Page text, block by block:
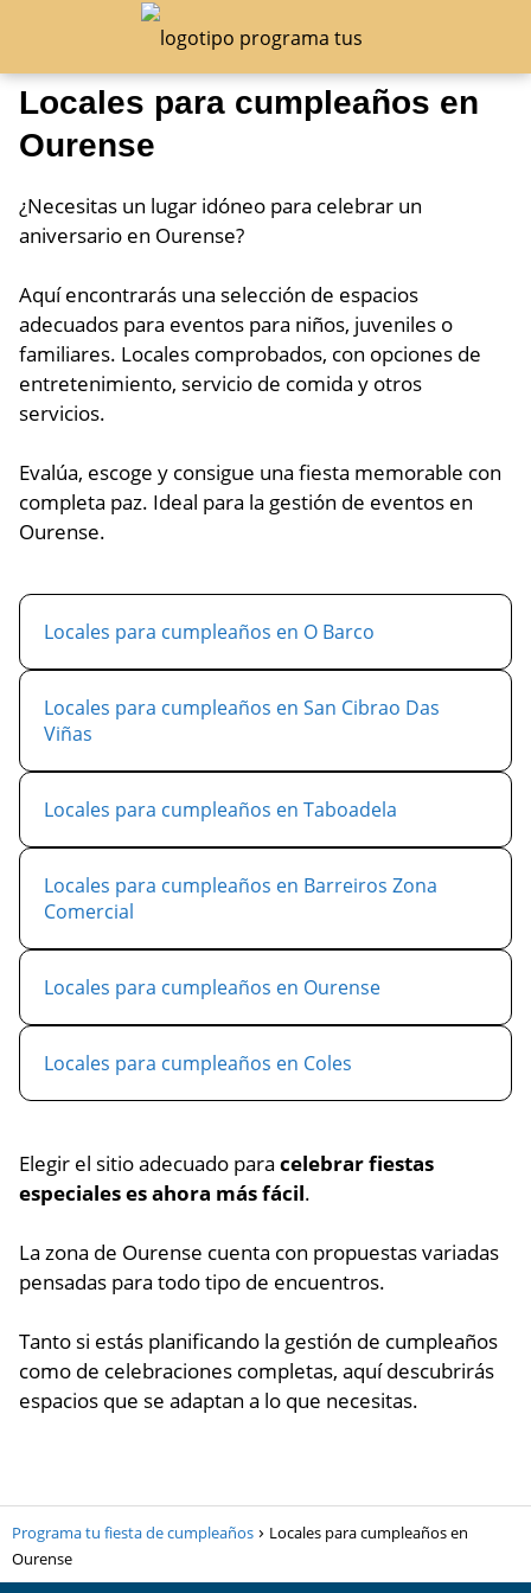
Locales para cumpleaños en
Ourense
¿Necesitas un lugar idóneo para celebrar un
aniversario en Ourense?
Aquí encontrarás una selección de espacios
adecuados para eventos para niños, juveniles o
familiares. Locales comprobados, con opciones de
entretenimiento, servicio de comida y otros
servicios.
Evalúa, escoge y consigue una fiesta memorable con
completa paz. Ideal para la gestión de eventos en
Ourense.
Locales para cumpleaños en O Barco
Locales para cumpleaños en San Cibrao Das
Viñas
Locales para cumpleaños en Taboadela
Locales para cumpleaños en Barreiros Zona
Comercial
Locales para cumpleaños en Ourense
Locales para cumpleaños en Coles
Elegir el sitio adecuado para celebrar fiestas
especiales es ahora más fácil.
La zona de Ourense cuenta con propuestas variadas
pensadas para todo tipo de encuentros.
Tanto si estás planificando la gestión de cumpleaños
como de celebraciones completas, aquí descubrirás
espacios que se adaptan a lo que necesitas.
Programa tu fiesta de cumpleaños
Locales para cumpleaños en
Ourense